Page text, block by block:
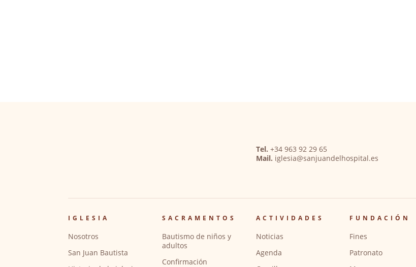
Tel. +34 963 92 29 65
Mail. iglesia@sanjuandelhospital.es
IGLESIA
Nosotros
San Juan Bautista
SACRAMENTOS
Bautismo de niños y
adultos
Confirmación
ACTIVIDADES
Noticias
Agenda
FUNDACIÓN
Fines
Patronato